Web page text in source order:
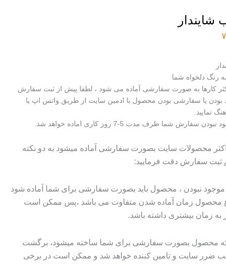
رنگ دلخواه شما
کارها به صورت سفارشی آماده می شود ، لطفا پیش از ثبت سفارش
بودن یا سفارشی بودن محصول با ادمین سایت از طریق واتس اپ یا
نمایید.
شما ظرف مدت 5-7 روز کاری اماده خواهد شد.
اکثر محصولات سایت بصورت سفارشی آماده میشود به دو نکته
ثبت سفارش دقت فرمایید:
نبودن ، محصول باید بصورت سفارشی برای شما آماده شود
محصول زمان آماده شدن متفاوت می باشد ،پس ممکن است
به زمان بیشتری داشته باشد.
که محصول بصورت سفارشی برای شما ساخته میشود، برگشت
ضرر سایت و تامین کننده خواهد شد و ممکن است در برخی